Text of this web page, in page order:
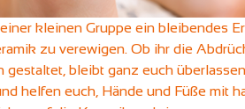
kleinen Gruppe ein bleibendes
zu verewigen. Ob ihr die
bleibt ganz euch
helfen euch, Hände und Füße mit